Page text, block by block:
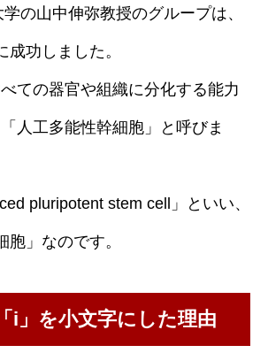
の山中伸弥教授のグループは、
成功しました。
ての器官や組織に分化する能力
人工多能性幹細胞」と呼びま
pluripotent stem cell」といい、
胞」なのです。
i」を小文字にした理由